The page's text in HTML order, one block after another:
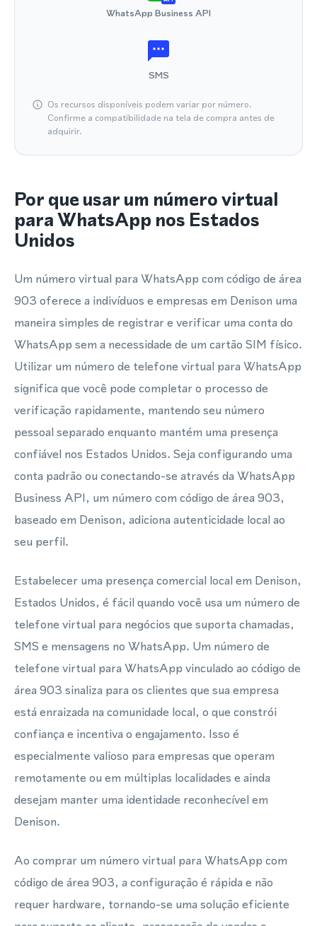
WhatsApp Business API
SMS
Os recursos disponíveis podem variar por número.
Confirme a compatibilidade na tela de compra antes de
adquirir.
Por que usar um número virtual
para WhatsApp nos Estados
Unidos
Um número virtual para WhatsApp com código de área
903 oferece a indivíduos e empresas em Denison uma
maneira simples de registrar e verificar uma conta do
WhatsApp sem a necessidade de um cartão SIM físico.
Utilizar um número de telefone virtual para WhatsApp
significa que você pode completar o processo de
verificação rapidamente, mantendo seu número
pessoal separado enquanto mantém uma presença
confiável nos Estados Unidos. Seja configurando uma
conta padrão ou conectando-se através da WhatsApp
Business API, um número com código de área 903,
baseado em Denison, adiciona autenticidade local ao
seu perfil.
Estabelecer uma presença comercial local em Denison,
Estados Unidos, é fácil quando você usa um número de
telefone virtual para negócios que suporta chamadas,
SMS e mensagens no WhatsApp. Um número de
telefone virtual para WhatsApp vinculado ao código de
área 903 sinaliza para os clientes que sua empresa
está enraizada na comunidade local, o que constrói
confiança e incentiva o engajamento. Isso é
especialmente valioso para empresas que operam
remotamente ou em múltiplas localidades e ainda
desejam manter uma identidade reconhecível em
Denison.
Ao comprar um número virtual para WhatsApp com
código de área 903, a configuração é rápida e não
requer hardware, tornando-se uma solução eficiente